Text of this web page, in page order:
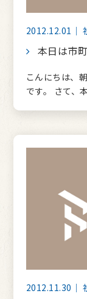
2012.12.01｜
本日は市
こんにちは、
です。 さて、
2012.11.30｜